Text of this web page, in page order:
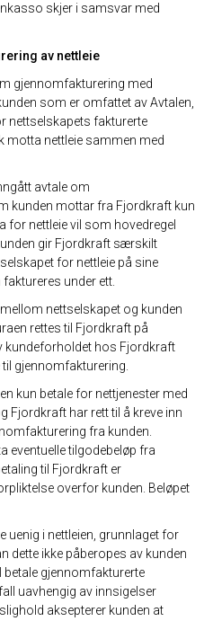
skjer i samsvar med
av nettleie
gjennomfakturering med
som er omfattet av Avtalen,
nettselskapets fakturerte
motta nettleie sammen med
avtale om
kunden mottar fra Fjordkraft kun
for nettleie vil som hovedregel
gir Fjordkraft særskilt
for nettleie på sine
under ett.
nettselskapet og kunden
rettes til Fjordkraft på
kundeforholdet hos Fjordkraft
gjennomfakturering.
kun betale for nettjenester med
Fjordkraft har rett til å kreve inn
fra kunden.
eventuelle tilgodebeløp fra
til Fjordkraft er
overfor kunden. Beløpet
uenig i nettleien, grunnlaget for
dette ikke påberopes av kunden
gjennomfakturerte
uavhengig av innsigelser
aksepterer kunden at